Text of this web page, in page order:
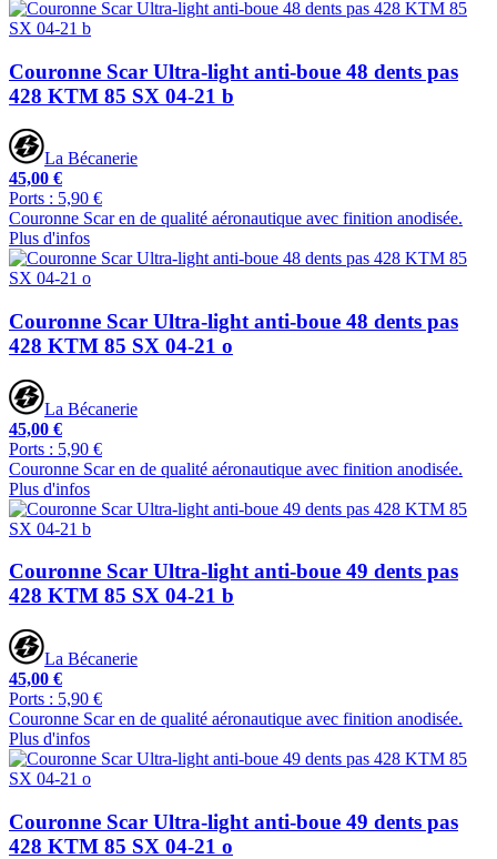
Couronne Scar Ultra-light anti-boue 48 dents pas
428 KTM 85 SX 04-21 b
La Bécanerie
45,00 €
Ports : 5,90 €
Couronne Scar en de qualité aéronautique avec finition anodisée.
Plus d'infos
Couronne Scar Ultra-light anti-boue 48 dents pas
428 KTM 85 SX 04-21 o
La Bécanerie
45,00 €
Ports : 5,90 €
Couronne Scar en de qualité aéronautique avec finition anodisée.
Plus d'infos
Couronne Scar Ultra-light anti-boue 49 dents pas
428 KTM 85 SX 04-21 b
La Bécanerie
45,00 €
Ports : 5,90 €
Couronne Scar en de qualité aéronautique avec finition anodisée.
Plus d'infos
Couronne Scar Ultra-light anti-boue 49 dents pas
428 KTM 85 SX 04-21 o